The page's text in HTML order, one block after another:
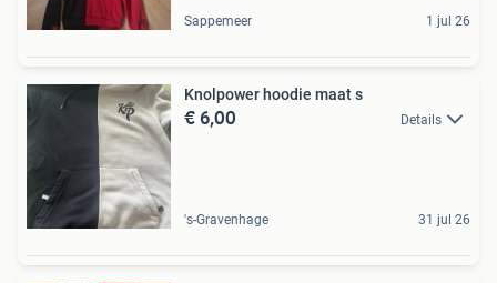
Sappemeer 1 jul 26
Knolpower hoodie maat s
€ 6,00 Details
's-Gravenhage 31 jul 26